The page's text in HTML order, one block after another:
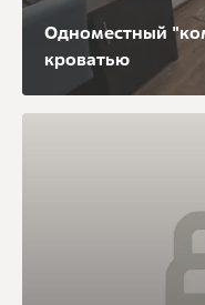
Одноместный
кроватью